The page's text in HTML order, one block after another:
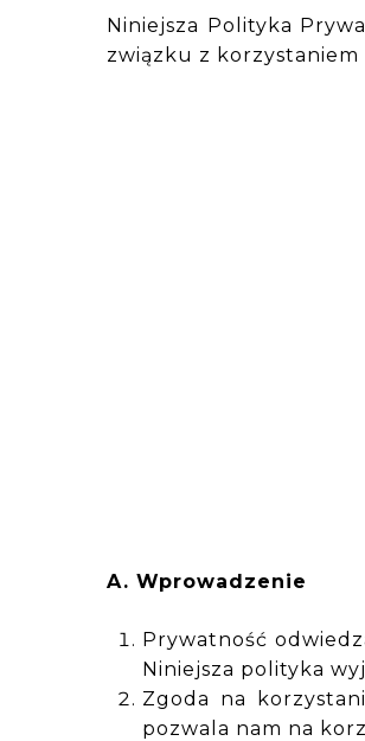
Niniejsza Polityka
związku z korzystaniem
A. Wprowadzenie
Prywatność
Niniejsza polityka
Zgoda na
pozwala nam na